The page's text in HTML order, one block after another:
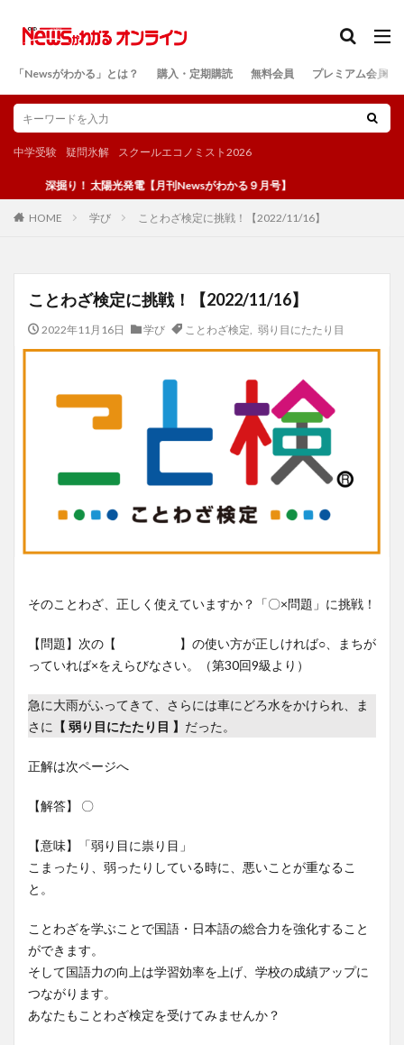
「Newsがわかる」とは？ 購入・定期購読 無料会員 プレミアム会員
中学受験 疑問氷解 スクールエコノミスト2026
深掘り！ 太陽光発電【月刊Newsがわかる９月号】
HOME 学び ことわざ検定に挑戦！【2022/11/16】
ことわざ検定に挑戦！【2022/11/16】
2022年11月16日 学び ことわざ検定 弱り目にたたり目
そのことわざ、正しく使えていますか？「〇×問題」に挑戦！
【問題】次の【 】の使い方が正しければ○、まちが
っていれば×をえらびなさい。（第30回9級より）
急に大雨がふってきて、さらには車にどろ水をかけられ、ま
さに
【 弱り目にたたり目 】 だった。
正解は次ページへ
【解答】 〇
【意味】「弱り目に祟り目」
こまったり、弱ったりしている時に、悪いことが重なるこ
と。
ことわざを学ぶことで国語・日本語の総合力を強化すること
ができます。
そして国語力の向上は学習効率を上げ、学校の成績アップに
つながります。
あなたもことわざ検定を受けてみませんか？
検索